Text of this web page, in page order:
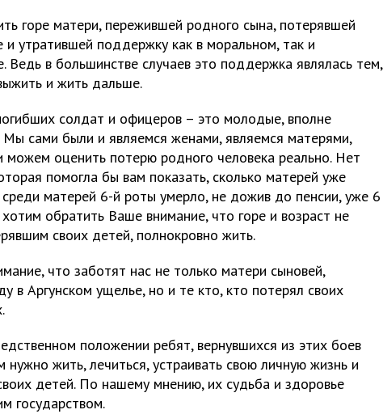
горе матери, пережившей родного сына, потерявшей
и утратившей поддержку как в моральном, так и
Ведь в большинстве случаев это поддержка являлась тем,
и жить дальше.
солдат и офицеров – это молодые, вполне
сами были и являемся женами, являемся матерями,
можем оценить потерю родного человека реально. Нет
помогла бы вам показать, сколько матерей уже
среди матерей 6-й роты умерло, не дожив до пенсии, уже 6
обратить Ваше внимание, что горе и возраст не
своих детей, полнокровно жить.
что заботят нас не только матери сыновей,
в Аргунском ущелье, но и те кто, кто потерял своих
положении ребят, вернувшихся из этих боев
нужно жить, лечиться, устраивать свою личную жизнь и
детей. По нашему мнению, их судьба и здоровье
государством.